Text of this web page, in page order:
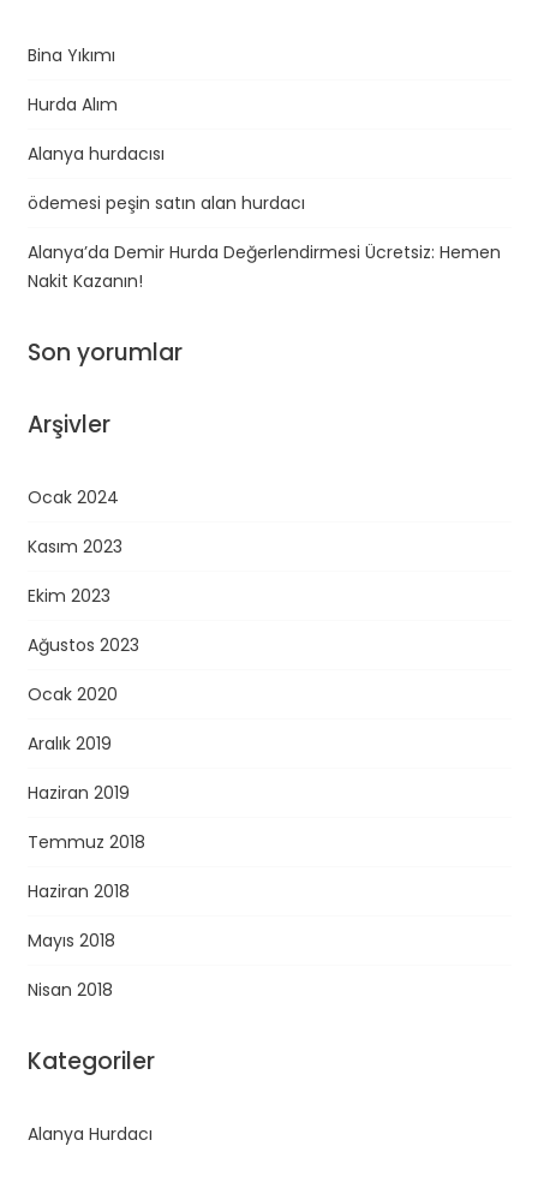
Bina Yıkımı
Hurda Alım
Alanya hurdacısı
ödemesi peşin satın alan hurdacı
Alanya’da Demir Hurda Değerlendirmesi Ücretsiz: Hemen
Nakit Kazanın!
Son yorumlar
Arşivler
Ocak 2024
Kasım 2023
Ekim 2023
Ağustos 2023
Ocak 2020
Aralık 2019
Haziran 2019
Temmuz 2018
Haziran 2018
Mayıs 2018
Nisan 2018
Kategoriler
Alanya Hurdacı